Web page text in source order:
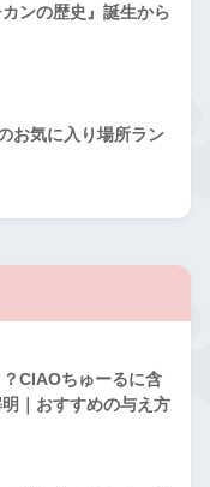
ンの歴史』誕生から
お気に入り場所ラン
CIAOちゅーるに含
｜おすすめの与え方